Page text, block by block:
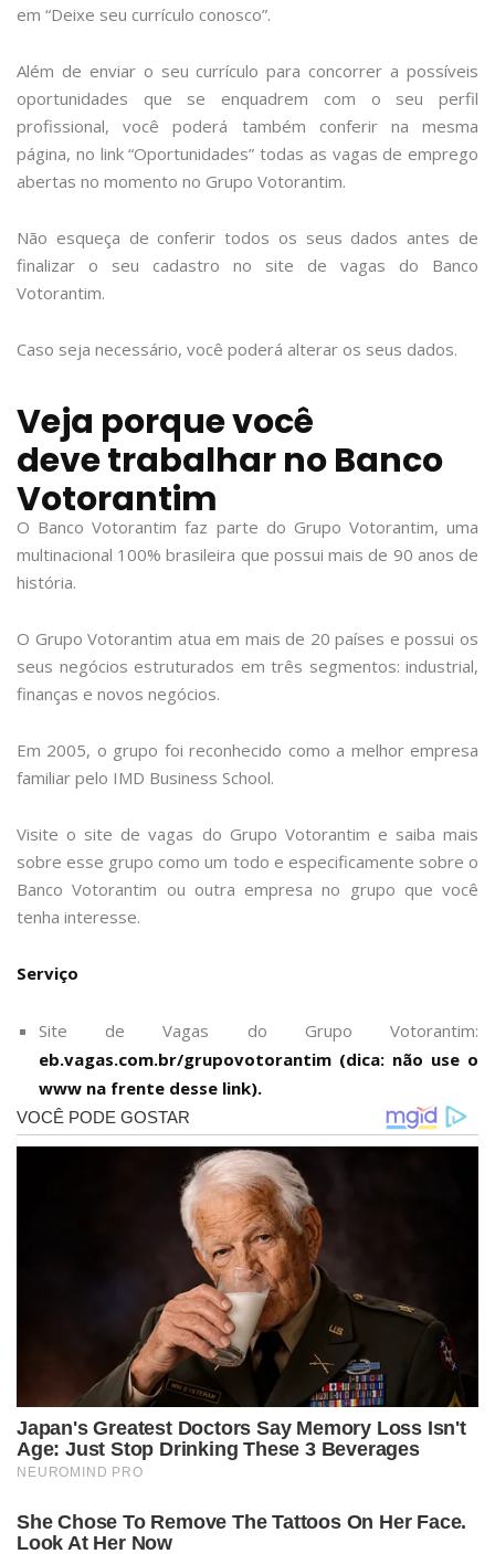
em “Deixe seu currículo conosco”.
Além de enviar o seu currículo para concorrer a possíveis
oportunidades que se enquadrem com o seu perfil
profissional, você poderá também conferir na mesma
página, no link “Oportunidades” todas as vagas de emprego
abertas no momento no Grupo Votorantim.
Não esqueça de conferir todos os seus dados antes de
finalizar o seu cadastro no site de vagas do Banco
Votorantim.
Caso seja necessário, você poderá alterar os seus dados.
Veja porque você
deve trabalhar no Banco
Votorantim
O Banco Votorantim faz parte do Grupo Votorantim, uma
multinacional 100% brasileira que possui mais de 90 anos de
história.
O Grupo Votorantim atua em mais de 20 países e possui os
seus negócios estruturados em três segmentos: industrial,
finanças e novos negócios.
Em 2005, o grupo foi reconhecido como a melhor empresa
familiar pelo IMD Business School.
Visite o site de vagas do Grupo Votorantim e saiba mais
sobre esse grupo como um todo e especificamente sobre o
Banco Votorantim ou outra empresa no grupo que você
tenha interesse.
Serviço
Site de Vagas do Grupo Votorantim:
eb.vagas.com.br/grupovotorantim (dica: não use o
www na frente desse link).